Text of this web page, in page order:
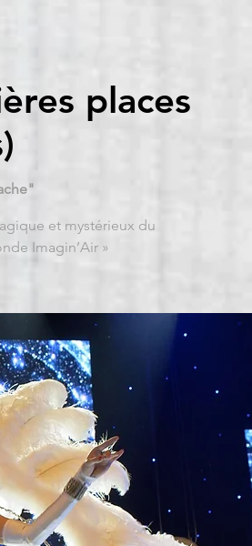
places
et mystérieux du
Imagin’Air »